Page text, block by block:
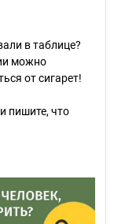
в таблице?
можно
от сигарет!
пишите, что